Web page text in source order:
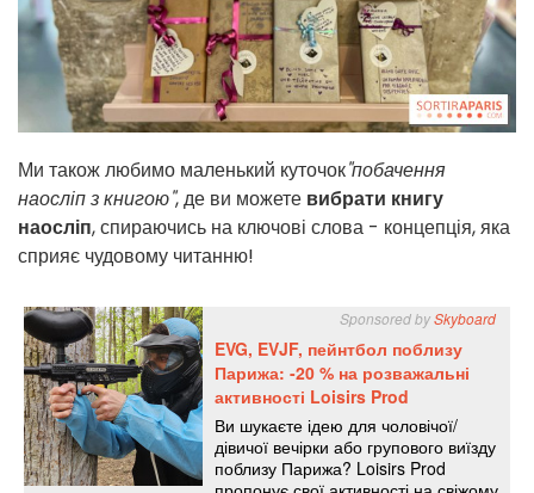
Ми також любимо маленький куточок"побачення
наосліп з книгою", де ви можете вибрати книгу
наосліп, спираючись на ключові слова - концепція, яка
сприяє чудовому читанню!